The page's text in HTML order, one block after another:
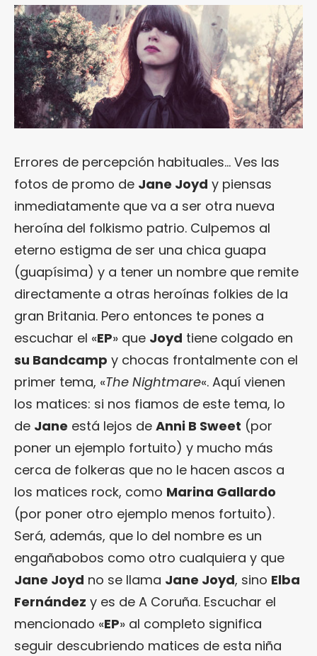
Errores de percepción habituales… Ves las
fotos de promo de Jane Joyd y piensas
inmediatamente que va a ser otra nueva
heroína del folkismo patrio. Culpemos al
eterno estigma de ser una chica guapa
(guapísima) y a tener un nombre que remite
directamente a otras heroínas folkies de la
gran Britania. Pero entonces te pones a
escuchar el «EP» que Joyd tiene colgado en
su Bandcamp y chocas frontalmente con el
primer tema, «The Nightmare«. Aquí vienen
los matices: si nos fiamos de este tema, lo
de Jane está lejos de Anni B Sweet (por
poner un ejemplo fortuito) y mucho más
cerca de folkeras que no le hacen ascos a
los matices rock, como Marina Gallardo
(por poner otro ejemplo menos fortuito).
Será, además, que lo del nombre es un
engañabobos como otro cualquiera y que
Jane Joyd no se llama Jane Joyd, sino Elba
Fernández y es de A Coruña. Escuchar el
mencionado «EP» al completo significa
seguir descubriendo matices de esta niña